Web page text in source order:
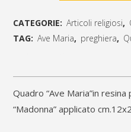
panna
con
CATEGORIE: Articoli religiosi,
TAG: Ave Maria, preghiera,
Quadro “Ave Maria”in resina panna con preghiera e
“Madonna” applicato